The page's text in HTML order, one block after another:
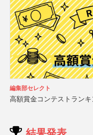
編集部セレクト
高額賞金コンテストランキ